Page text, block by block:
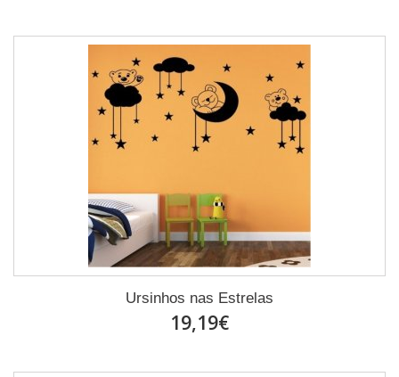
Ursinhos nas Estrelas
19,19€